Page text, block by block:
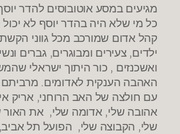
מגיעים במסע אוטובוסים להדר
כל מי שלא היה בהדר יוסף לא יכול
קהל אדום שמורכב מכל גווני
ילדים, צעירים ומבוגרים, גברים
ואשכנזים , כור היתוך ישראלי
האהבה הענקית לאדומים.
עם חולצה של האב הרוחני, אריק
אהובה שלי, אדומה שלי, את
שלי, הקבוצה שלי, הפועל תל